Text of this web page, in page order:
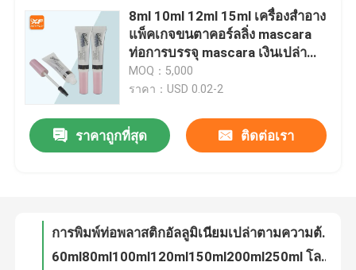
บ้าน
สินค้า
เกี่ยวกับเรา
การควบคุมคุณภาพ
กระจกกระจกกระจก
8ml 10ml 12ml 15ml เครื่องสําอาง
แพ็คเกจขนตาคอร์ลลิ่ง mascara
ท่อการบรรจุ mascara เงินเปล่า
พร้อมไม้แปรง mascara
MOQ：5,000
ราคา：USD 0.02-2
ราคาถูกที่สุด ติดต่อเรา
การพิมพ์ท่อพลาสติกอัลลูมิเนียมเปล่าตามความต้องการ LOGO ครีมบีบี ครีมล้างใบหน้า ครีมโลชั่นเครื่องสําอาง
60ml80ml100ml120ml150ml200ml250ml โลชั่นบํารุงผิว สกัด อลูมิเนียม พลาสติก ท่อเรือน PE ท่อเครื่องสําอาง